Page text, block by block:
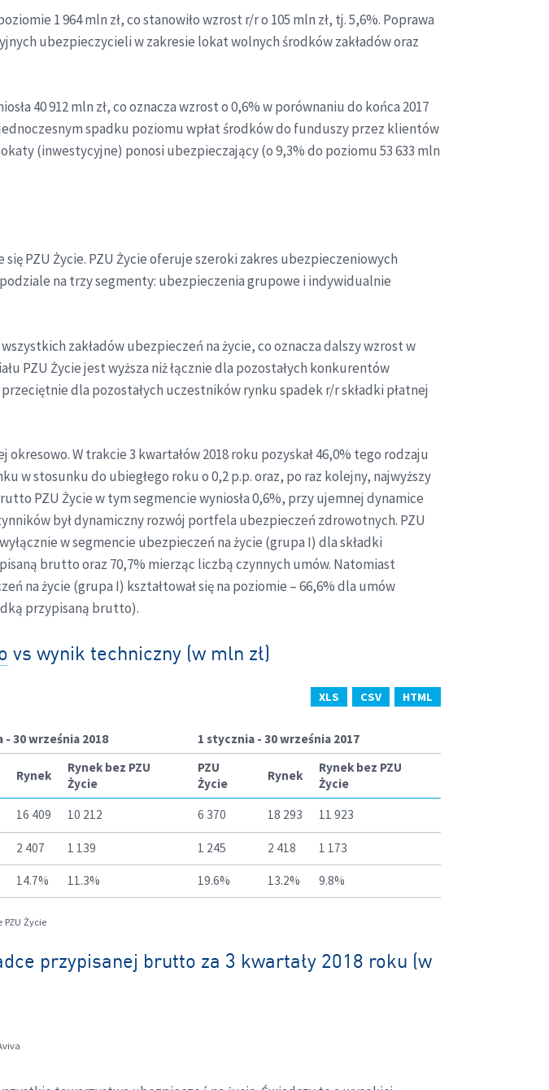
1 964 mln zł, co stanowiło wzrost r/r o 105 mln zł, tj. 5,6%. Poprawa
ubezpieczycieli w zakresie lokat wolnych środków zakładów oraz
40 912 mln zł, co oznacza wzrost o 0,6% w porównaniu do końca 2017
spadku poziomu wpłat środków do funduszy przez klientów
(inwestycyjne) ponosi ubezpieczający (o 9,3% do poziomu 53 633 mln
PZU Życie. PZU Życie oferuje szeroki zakres ubezpieczeniowych
na trzy segmenty: ubezpieczenia grupowe i indywidualnie
zakładów ubezpieczeń na życie, co oznacza dalszy wzrost w
PZU Życie jest wyższa niż łącznie dla pozostałych konkurentów
dla pozostałych uczestników rynku spadek r/r składki płatnej
W trakcie 3 kwartałów 2018 roku pozyskał 46,0% tego rodzaju
w stosunku do ubiegłego roku o 0,2 p.p. oraz, po raz kolejny, najwyższy
PZU Życie w tym segmencie wyniosła 0,6%, przy ujemnej dynamice
był dynamiczny rozwój portfela ubezpieczeń zdrowotnych. PZU
w segmencie ubezpieczeń na życie (grupa I) dla składki
brutto oraz 70,7% mierząc liczbą czynnych umów. Natomiast
na życie (grupa I) kształtował się na poziomie – 66,6% dla umów
przypisaną brutto).
vs wynik techniczny (w mln zł)
XLS CSV HTML
- 30 września 2018
1 stycznia - 30 września 2017
Rynek
Rynek bez PZU
Życie
PZU
Życie
Rynek
Rynek bez PZU
Życie
16 409 10 212 6 370 18 293 11 923
2 407 1 139 1 245 2 418 1 173
14.7% 11.3% 19.6% 13.2% 9.8%
Życie
przypisanej brutto za 3 kwartały 2018 roku (w